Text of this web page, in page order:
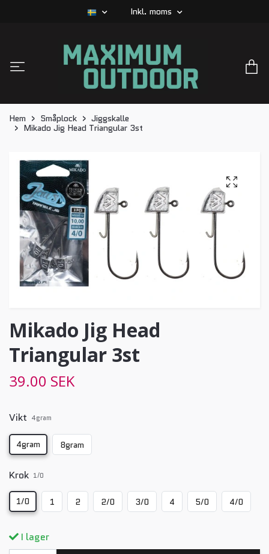
Inkl. moms
Hem Småplock
Jiggskalle
Mikado Jig Head Triangular 3st
Mikado Jig Head
Triangular 3st
39.00 SEK
Vikt 4gram
4gram 8gram
Krok 1/0
1/0 1 2 2/0 3/0 4 5/0 4/0
I lager